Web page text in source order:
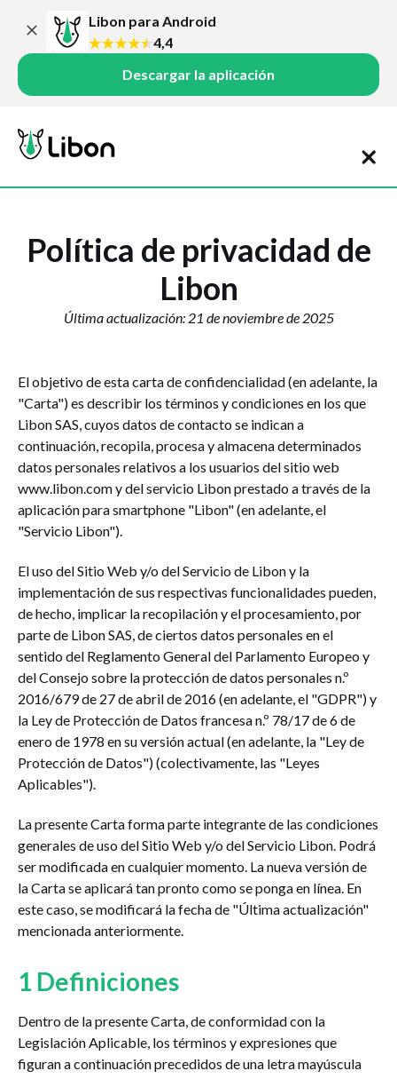
Libon para Android
4,4
Descargar la aplicación
Política de privacidad de
Libon
Última actualización: 21 de noviembre de 2025
El objetivo de esta carta de confidencialidad (en adelante, la
"Carta") es describir los términos y condiciones en los que
Libon SAS, cuyos datos de contacto se indican a
continuación, recopila, procesa y almacena determinados
datos personales relativos a los usuarios del sitio web
www.libon.com y del servicio Libon prestado a través de la
aplicación para smartphone "Libon" (en adelante, el
"Servicio Libon").
El uso del Sitio Web y/o del Servicio de Libon y la
implementación de sus respectivas funcionalidades pueden,
de hecho, implicar la recopilación y el procesamiento, por
parte de Libon SAS, de ciertos datos personales en el
sentido del Reglamento General del Parlamento Europeo y
del Consejo sobre la protección de datos personales n.º
2016/679 de 27 de abril de 2016 (en adelante, el "GDPR") y
la Ley de Protección de Datos francesa n.º 78/17 de 6 de
enero de 1978 en su versión actual (en adelante, la "Ley de
Protección de Datos") (colectivamente, las "Leyes
Aplicables").
La presente Carta forma parte integrante de las condiciones
generales de uso del Sitio Web y/o del Servicio Libon. Podrá
ser modificada en cualquier momento. La nueva versión de
la Carta se aplicará tan pronto como se ponga en línea. En
este caso, se modificará la fecha de "Última actualización"
mencionada anteriormente.
1 Definiciones
Dentro de la presente Carta, de conformidad con la
Legislación Aplicable, los términos y expresiones que
figuran a continuación precedidos de una letra mayúscula